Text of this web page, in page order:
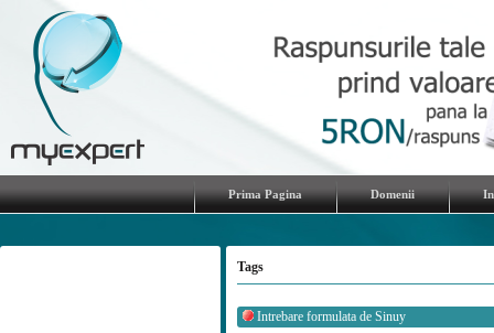
Prima Pagina Domenii
Tags
Intrebare formulata de Sinuy